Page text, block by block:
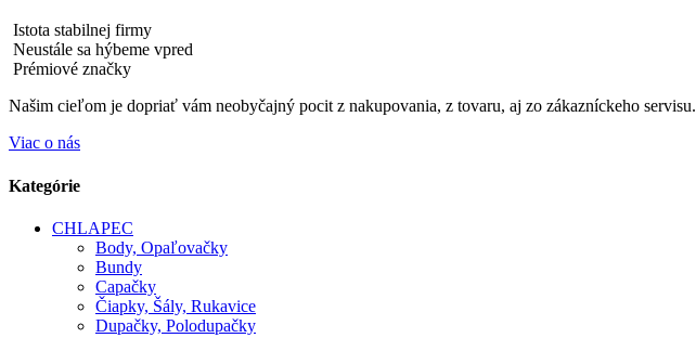
Istota stabilnej firmy
Neustále sa hýbeme vpred
Prémiové značky
Našim cieľom je dopriať vám neobyčajný pocit z nakupovania, z tovaru, aj zo zákazníckeho servisu.
Viac o nás
Kategórie
CHLAPEC
Body, Opaľovačky
Bundy
Capačky
Čiapky, Šály, Rukavice
Dupačky, Polodupačky